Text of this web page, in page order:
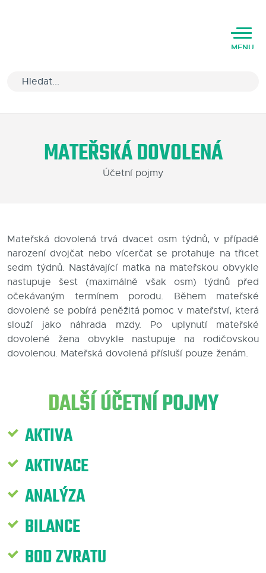
MENU
Varianty software
Kariéra
Partneři
Blog
Kontakty
MATEŘSKÁ DOVOLENÁ
Účetní pojmy
Mateřská dovolená trvá dvacet osm týdnů, v případě
narození dvojčat nebo vícerčat se protahuje na třicet
sedm týdnů. Nastávající matka na mateřskou obvykle
nastupuje šest (maximálně však osm) týdnů před
očekávaným termínem porodu. Během mateřské
dovolené se pobírá peněžitá pomoc v mateřství, která
slouží jako náhrada mzdy. Po uplynutí mateřské
dovolené žena obvykle nastupuje na rodičovskou
dovolenou. Mateřská dovolená přísluší pouze ženám.
DALŠÍ ÚČETNÍ POJMY
AKTIVA
AKTIVACE
ANALÝZA
BILANCE
BOD ZVRATU